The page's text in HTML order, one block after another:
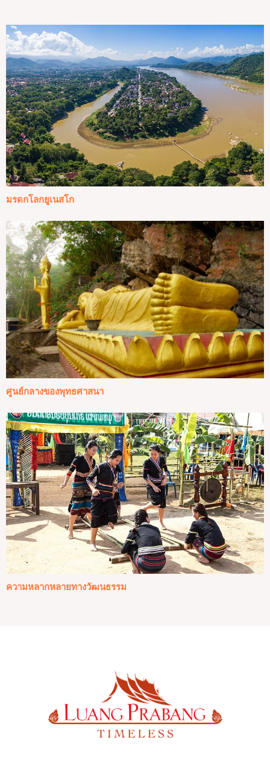
มรดกโลกยูเนสโก
ศูนย์กลางของพุทธศาสนา
ความหลากหลายทางวัฒนธรรม